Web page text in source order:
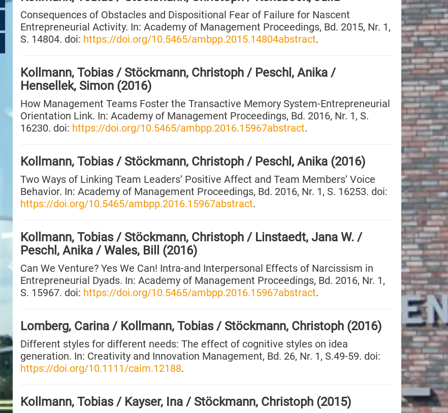
Consequences of Obstacles and Dispositional Fear of Failure for Nascent
Entrepreneurial Activity. In: Academy of Management Proceedings, Bd. 2015, Nr. 1,
S. 14804. doi: https://doi.org/10.5465/ambpp.2015.14804abstract.
Kollmann, Tobias / Stöckmann, Christoph / Peschl, Anika /
Hensellek, Simon (2016)
How Management Teams Foster the Transactive Memory System-Entrepreneurial
Orientation Link. In: Academy of Management Proceedings, Bd. 2016, Nr. 1, S.
16230. doi: https://doi.org/10.5465/ambpp.2016.15967abstract.
Kollmann, Tobias / Stöckmann, Christoph / Peschl, Anika (2016)
Two Ways of Linking Team Leaders’ Positive Affect and Team Members’ Voice
Behavior. In: Academy of Management Proceedings, Bd. 2016, Nr. 1, S. 16253. doi:
https://doi.org/10.5465/ambpp.2016.15967abstract.
Kollmann, Tobias / Stöckmann, Christoph / Linstaedt, Jana W. /
Peschl, Anika / Wales, Bill (2016)
Can We Venture? Yes We Can! Intra-and Interpersonal Effects of Narcissism in
Entrepreneurial Dyads. In: Academy of Management Proceedings, Bd. 2016, Nr. 1,
S. 15967. doi: https://doi.org/10.5465/ambpp.2016.15967abstract.
Lomberg, Carina / Kollmann, Tobias / Stöckmann, Christoph (2016)
Different styles for different needs: The effect of cognitive styles on idea
generation. In: Creativity and Innovation Management, Bd. 26, Nr. 1, S.49-59. doi:
https://doi.org/10.1111/caim.12188.
Kollmann, Tobias / Kayser, Ina / Stöckmann, Christoph (2015)